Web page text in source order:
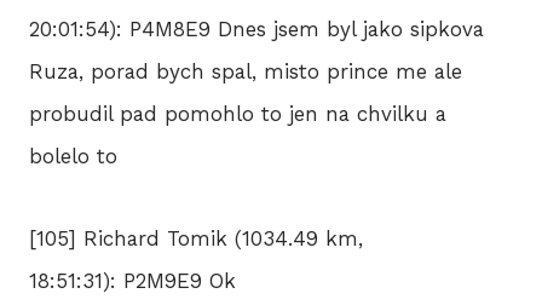
20:01:54): P4M8E9 Dnes jsem byl jako sipkova
Ruza, porad bych spal, misto prince me ale
probudil pad pomohlo to jen na chvilku a
bolelo to
[105] Richard Tomik (1034.49 km,
18:51:31): P2M9E9 Ok